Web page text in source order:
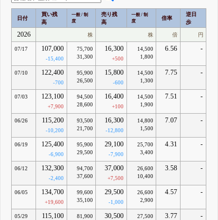
日付
買い残
高
一般 / 制
度
売り残
高
一般 / 制
度
倍率
逆日
歩
2026 株 株 倍 円
07/17 107,000
-15,400
75,700
31,300
16,300
+500
14,500
1,800
6.56 -
07/10 122,400
-700
95,900
26,500
15,800
-600
14,500
1,300
7.75 -
07/03 123,100
+7,900
94,500
28,600
16,400
+100
14,500
1,900
7.51 -
06/26 115,200
-10,200
93,500
21,700
16,300
-12,800
14,800
1,500
7.07 -
06/19 125,400
-6,900
95,900
29,500
29,100
-7,900
25,700
3,400
4.31 -
06/12 132,300
-2,400
94,700
37,600
37,000
+7,500
26,600
10,400
3.58 -
06/05 134,700
+19,600
99,600
35,100
29,500
-1,000
26,600
2,900
4.57 -
05/29 115,100
81,900
30,500
27,500
3.77 -